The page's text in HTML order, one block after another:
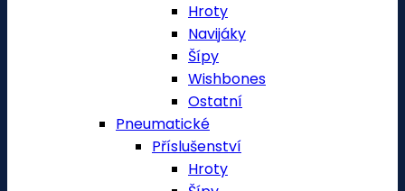
Hroty
Navijáky
Šípy
Wishbones
Ostatní
Pneumatické
Příslušenství
Hroty